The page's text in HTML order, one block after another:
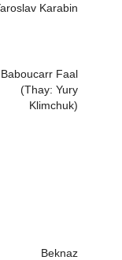
Karabin
Baboucarr Faal
(Thay: Yury
Klimchuk)
Beknaz